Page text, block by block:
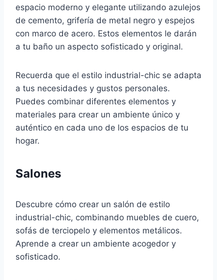
espacio moderno y elegante utilizando azulejos
de cemento, grifería de metal negro y espejos
con marco de acero. Estos elementos le darán
a tu baño un aspecto sofisticado y original.
Recuerda que el estilo industrial-chic se adapta
a tus necesidades y gustos personales.
Puedes combinar diferentes elementos y
materiales para crear un ambiente único y
auténtico en cada uno de los espacios de tu
hogar.
Salones
Descubre cómo crear un salón de estilo
industrial-chic, combinando muebles de cuero,
sofás de terciopelo y elementos metálicos.
Aprende a crear un ambiente acogedor y
sofisticado.